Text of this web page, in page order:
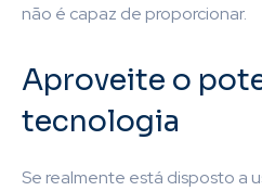
não é capaz de proporcionar.
Aproveite o
tecnologia
Se realmente está disposto a